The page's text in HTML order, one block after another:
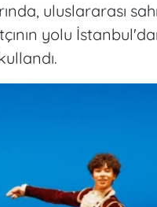
uluslararası
yolu